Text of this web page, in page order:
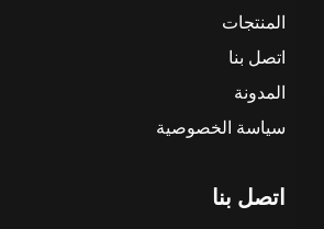
المنتجات
اتصل بنا
المدونة
سياسة الخصوصية
اتصل بنا